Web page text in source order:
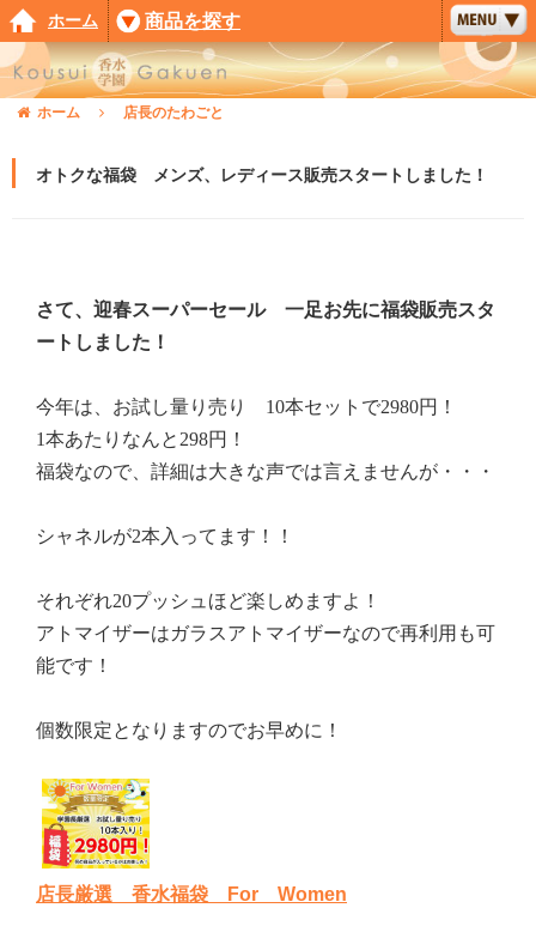
ホーム 商品を探す
ホーム 店長のたわごと
オトクな福袋 メンズ、レディース販売スタートしました！
さて、迎春スーパーセール 一足お先に福袋販売スタ
ートしました！
今年は、お試し量り売り 10本セットで2980円！
1本あたりなんと298円！
福袋なので、詳細は大きな声では言えませんが・・・
シャネルが2本入ってます！！
それぞれ20プッシュほど楽しめますよ！
アトマイザーはガラスアトマイザーなので再利用も可
能です！
個数限定となりますのでお早めに！
店長厳選 香水福袋 For Women